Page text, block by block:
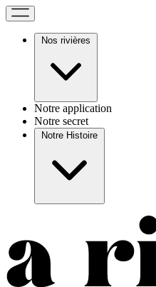
Nos rivières
Notre application
Notre secret
Notre Histoire